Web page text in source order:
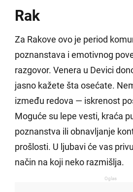
Rak
Za Rakove ovo je period
poznanstava i emotivnog
razgovor. Venera u Devici
jasno kažete šta osećate.
između redova — iskrenost
Moguće su lepe vesti, kraća
poznanstva ili obnavljanje
prošlosti. U ljubavi će vas
način na koji neko razmišlja.
Oglas